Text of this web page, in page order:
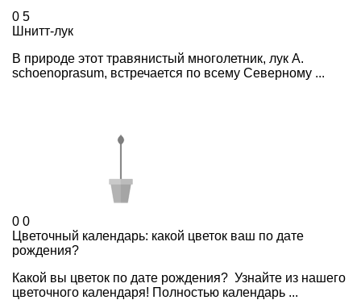
0 5
Шнитт-лук
В природе этот травянистый многолетник, лук A.
schoenoprasum, встречается по всему Северному ...
0 0
Цветочный календарь: какой цветок ваш по дате
рождения?
Какой вы цветок по дате рождения? Узнайте из нашего
цветочного календаря! Полностью календарь ...